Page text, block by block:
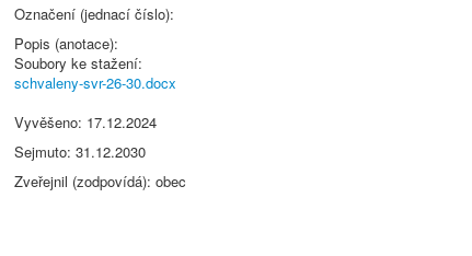
Označení (jednací číslo):
Popis (anotace):
Soubory ke stažení:
schvaleny-svr-26-30.docx
Vyvěšeno: 17.12.2024
Sejmuto: 31.12.2030
Zveřejnil (zodpovídá): obec